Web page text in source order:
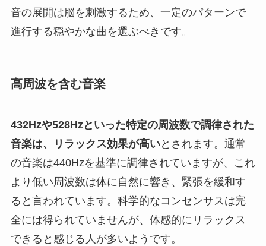
音の展開は脳を刺激するため、一定のパターンで
進行する穏やかな曲を選ぶべきです。
高周波を含む音楽
432Hzや528Hzといった特定の周波数で調律された
音楽は、リラックス効果が高いとされます。通常
の音楽は440Hzを基準に調律されていますが、これ
より低い周波数は体に自然に響き、緊張を緩和す
ると言われています。科学的なコンセンサスは完
全には得られていませんが、体感的にリラックス
できると感じる人が多いようです。